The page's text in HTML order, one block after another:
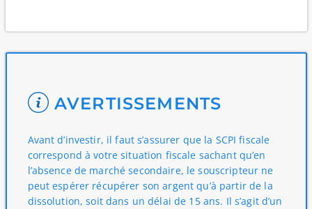
AVERTISSEMENTS
Avant d’investir, il faut s’assurer que la SCPI fiscale
correspond à votre situation fiscale sachant qu’en
l’absence de marché secondaire, le souscripteur ne
peut espérer récupérer son argent qu’à partir de la
dissolution, soit dans un délai de 15 ans. Il s’agit d’un